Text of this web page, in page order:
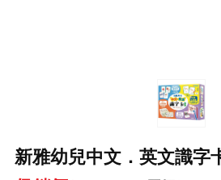
新雅幼兒中文．英文識字